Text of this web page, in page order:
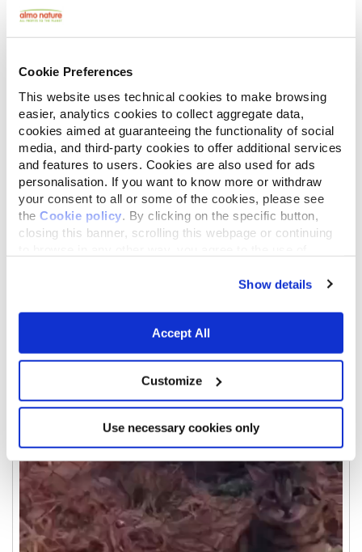
Cookie Preferences
This website uses technical cookies to make browsing
easier, analytics cookies to collect aggregate data,
cookies aimed at guaranteeing the functionality of social
media, and third-party cookies to offer additional services
and features to users. Cookies are also used for ads
personalisation. If you want to know more or withdraw
your consent to all or some of the cookies, please see
the Cookie policy . By clicking on the specific button,
closing this banner, scrolling this webpage or continuing
Show details
Accept All
Customize
Use necessary cookies only
entorno con enriquecimiento ambiental. Control de
bienestar felino.
Bilder- und Videogalerie